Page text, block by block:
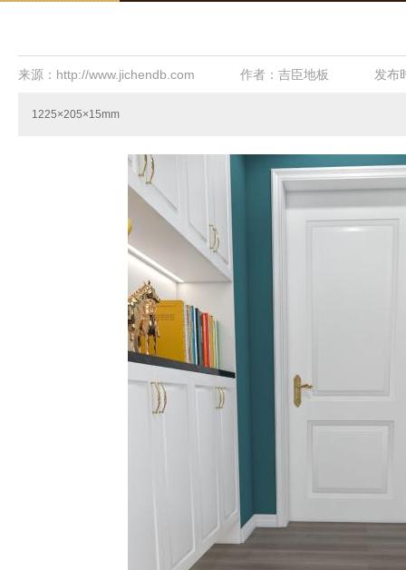
来源：http://www.jichendb.com 作者：吉臣地板 发布
1225×205×15mm